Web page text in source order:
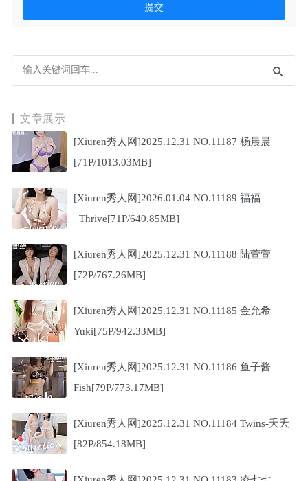
文章展示
[Xiuren秀人网]2025.12.31 NO.11187 杨晨晨
[71P/1013.03MB]
[Xiuren秀人网]2026.01.04 NO.11189 福福
_Thrive[71P/640.85MB]
[Xiuren秀人网]2025.12.31 NO.11188 陆萱萱
[72P/767.26MB]
[Xiuren秀人网]2025.12.31 NO.11185 金允希
Yuki[75P/942.33MB]
[Xiuren秀人网]2025.12.31 NO.11186 鱼子酱
Fish[79P/773.17MB]
[Xiuren秀人网]2025.12.31 NO.11184 Twins-夭夭
[82P/854.18MB]